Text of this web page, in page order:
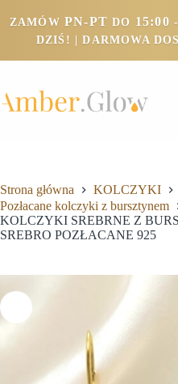
ZAMÓW PN-PT DO 15:00
DZIŚ! | DARMOWA
Strona główna
KOLCZYKI
Pozłacane kolczyki z bursztynem
KOLCZYKI SREBRNE Z
SREBRO POZŁACANE 925